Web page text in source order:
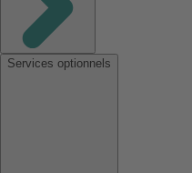
Services optionnels